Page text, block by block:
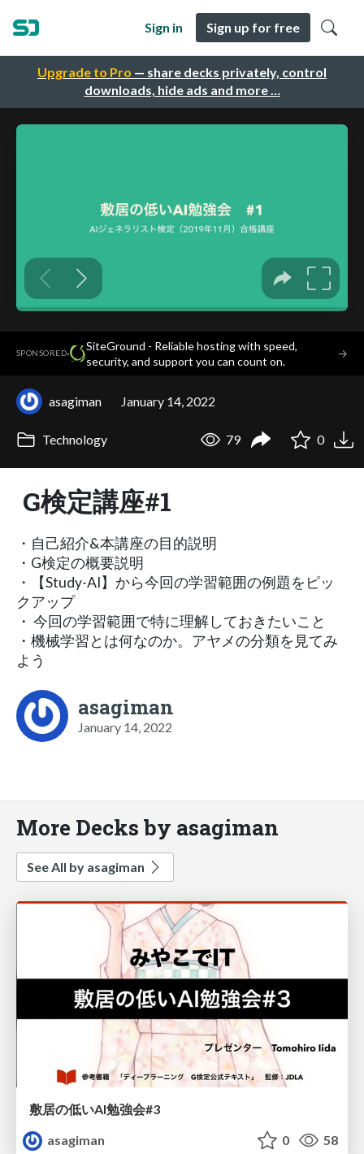
Upgrade to Pro — share decks privately, control
downloads, hide ads and more …
Sign in Sign up for free
SPONSORED·
SiteGround - Reliable hosting with speed,
security, and support you can count on.
→
asagiman January 14, 2022
Technology 79 0
G検定講座#1
・自己紹介&本講座の目的説明
・G検定の概要説明
・【Study-AI】から今回の学習範囲の例題をピッ
クアップ
・ 今回の学習範囲で特に理解しておきたいこと
・機械学習とは何なのか。アヤメの分類を見てみ
よう
asagiman
January 14, 2022
More Decks by asagiman
See All by asagiman
敷居の低いAI勉強会#3
asagiman
0 58